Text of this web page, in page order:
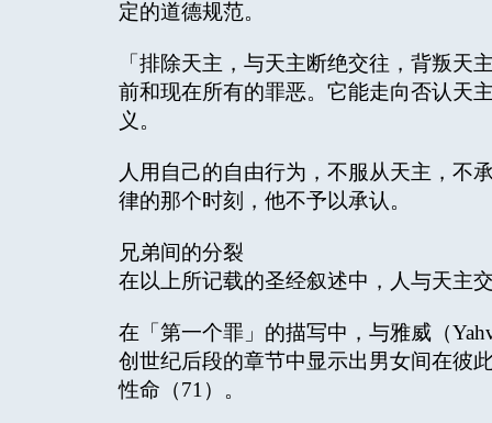
定的道德规范。
「排除天主，与天主断绝交往，背叛
前和现在所有的罪恶。它能走向否认天
义。
人用自己的自由行为，不服从天主，不
律的那个时刻，他不予以承认。
兄弟间的分裂
在以上所记载的圣经叙述中，人与天主
在「第一个罪」的描写中，与雅威（
创世纪后段的章节中显示出男女间在彼
性命（71）。